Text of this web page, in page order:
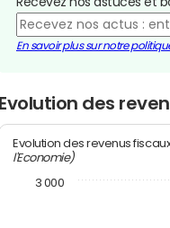
En savoir plus sur notre
Evolution des
Evolution des revenus
l'Economie)
3 000